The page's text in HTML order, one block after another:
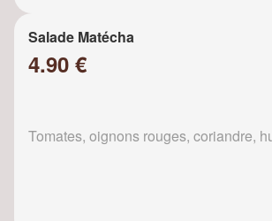
Salade Matécha
4.90 €
Tomates, oignons rouges, coriandre,